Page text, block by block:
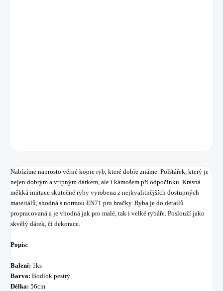
Nabízíme naprosto věrné kopie ryb, které dobře známe. Polštářek, který je
nejen dobrým a vtipným dárkem, ale i kámošem při odpočinku. Krásná
měkká imitace skutečné ryby vyrobena z nejkvalitnějších dostupných
materiálů, shodná s normou EN71 pro hračky. Ryba je do detailů
propracovaná a je vhodná jak pro malé, tak i velké rybáře. Poslouží jako
skvělý dárek, či dekorace.
Popis:
Balení: 1ks
Barva: Bodlok pestrý
Délka: 56cm